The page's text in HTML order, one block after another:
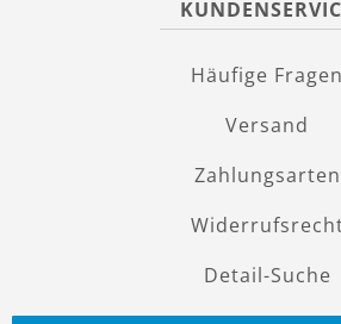
Häufige Fragen
Versand
Zahlungsarten
Detail-Suche